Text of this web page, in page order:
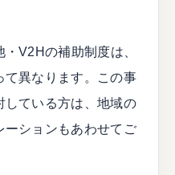
V2Hの補助制度は、
て異なります。この事
している方は、地域の
ーションもあわせてご